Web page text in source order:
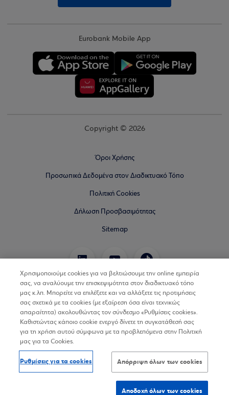
Eurobank Mobile App
Copyright © 2026
Όροι Χρήσης
Προσωπικά Δεδομένα στον Διαδικτυακό Τόπο
Πολιτική Cookies
Δήλωση Προσβασιμότητας
Sitemap
Χρησιμοποιούμε cookies για να βελτιώσουμε την online εμπειρία
σας, να αναλύουμε την επισκεψιμότητα στον διαδικτυακό τόπο
μας κ.λπ. Μπορείτε να επιλέξετε και να αλλάξετε τις προτιμήσεις
σας σχετικά με τα cookies (με εξαίρεση όσα είναι τεχνικώς
απαραίτητα) ακολουθώντας τον σύνδεσμο «Ρυθμίσεις cookies».
Καθιστώντας κάποιο cookie ενεργό δίνετε τη συγκατάθεσή σας
για τη χρήση αυτού σύμφωνα με τα προβλεπόμενα στην Πολιτική
μας για τα Cookies.
Ρυθμίσεις για τα cookies Απόρριψη όλων των cookies
Αποδοχή όλων των cookies